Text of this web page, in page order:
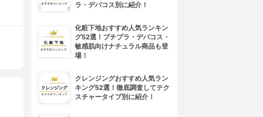
ラ・デパコス別に紹介！
化粧下地おすすめ人気ランキン
グ52選！プチプラ・デパコス・
敏感肌向けナチュラル商品も登
場！
クレンジングおすすめ人気ラン
キング52選！徹底調査してテク
スチャータイプ別に紹介！